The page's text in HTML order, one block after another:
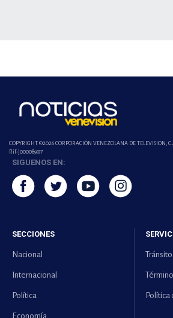
COPYRIGHT ©2026 CORPORACIÓN VENEZOLANA DE TELEVISION,
Rif-j000089337
SIGUENOS EN:
SECCIONES
Nacional
Internacional
Política
Economía
Tránsito
Política